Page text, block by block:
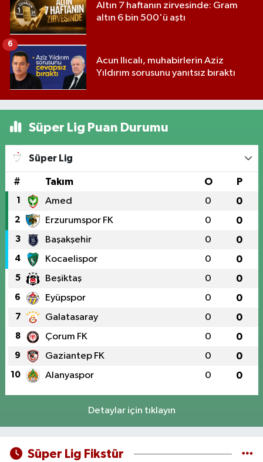
Altın 7 haftanın zirvesinde: Gram
altın 6 bin 500'ü aştı
Acun Ilıcalı, muhabirlerin Aziz
Yıldırım sorusunu yanıtsız bıraktı
6
Süper Lig Puan Durumu
Süper Lig
# Takım O P
1 Amed 0 0
2 Erzurumspor FK 0 0
3 Başakşehir 0 0
4 Kocaelispor 0 0
5 Beşiktaş 0 0
6 Eyüpspor 0 0
7 Galatasaray 0 0
8 Çorum FK 0 0
9 Gaziantep FK 0 0
10 Alanyaspor 0 0
Detaylar için tıklayın
Süper Lig Fikstür